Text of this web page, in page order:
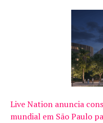
Live Nation anuncia
mundial em São Paulo